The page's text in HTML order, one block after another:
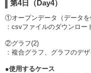
第4日（Day4）
①オープンデータ（データを
：csvファイルのダウンロー
②グラフ(2)
：複合グラフ、グラフのデ
●使用するケース